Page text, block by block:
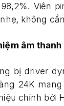
Viên
không
âm thanh
bị driver
24K
chỉnh bởi